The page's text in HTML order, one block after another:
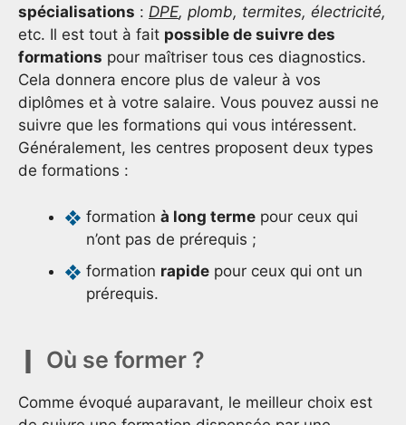
spécialisations : DPE, plomb, termites, électricité,
etc. Il est tout à fait possible de suivre des
formations pour maîtriser tous ces diagnostics.
Cela donnera encore plus de valeur à vos
diplômes et à votre salaire. Vous pouvez aussi ne
suivre que les formations qui vous intéressent.
Généralement, les centres proposent deux types
de formations :
formation à long terme pour ceux qui
n’ont pas de prérequis ;
formation rapide pour ceux qui ont un
prérequis.
Où se former ?
Comme évoqué auparavant, le meilleur choix est